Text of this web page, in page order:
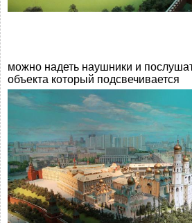
можно надеть наушники и
объекта который подсвечивается